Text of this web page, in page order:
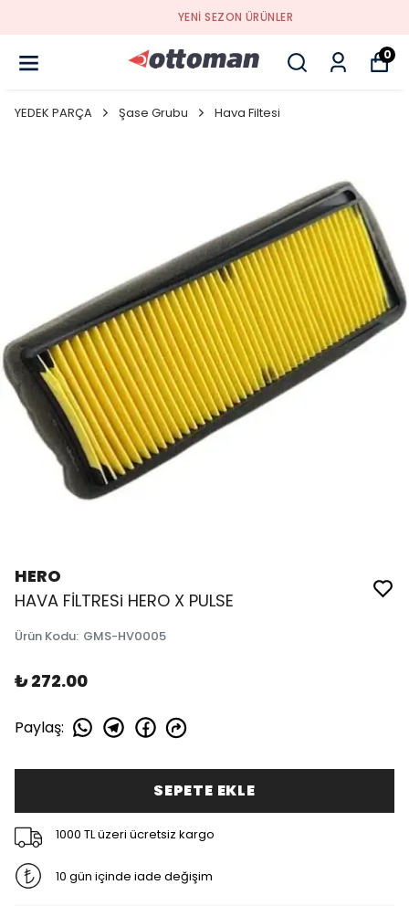
YENI SEZON ÜRÜNLER
0
YEDEK PARÇA Şase Grubu Hava Filtesi
HERO
HAVA FİLTRESi HERO X PULSE
Ürün Kodu: GMS-HV0005
₺ 272.00
Paylaş:
SEPETE EKLE
1000 TL üzeri ücretsiz kargo
10 gün içinde iade değişim